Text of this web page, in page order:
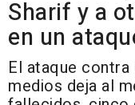
Sharif y a
en un
El ataque contra
medios deja al